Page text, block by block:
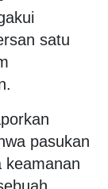
satu
pasukan
keamanan